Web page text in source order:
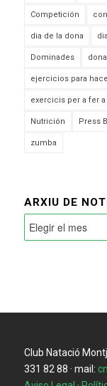
Competición
dia de la dona
Dominades dona
ejercicios para
exercicis per a fer a
Nutrición Press
zumba
ARXIU DE
Club Natació
331 82 88 · mail: